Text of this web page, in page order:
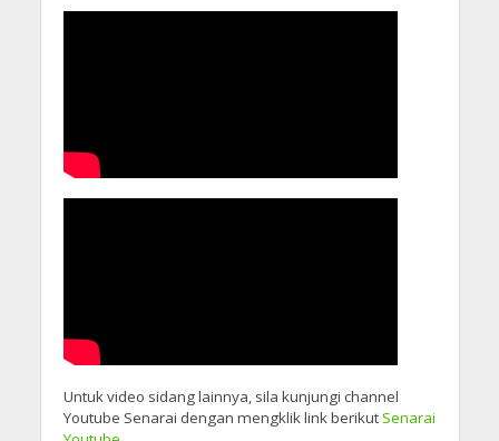
Untuk video sidang lainnya, sila kunjungi channel
Youtube Senarai dengan mengklik link berikutSenarai